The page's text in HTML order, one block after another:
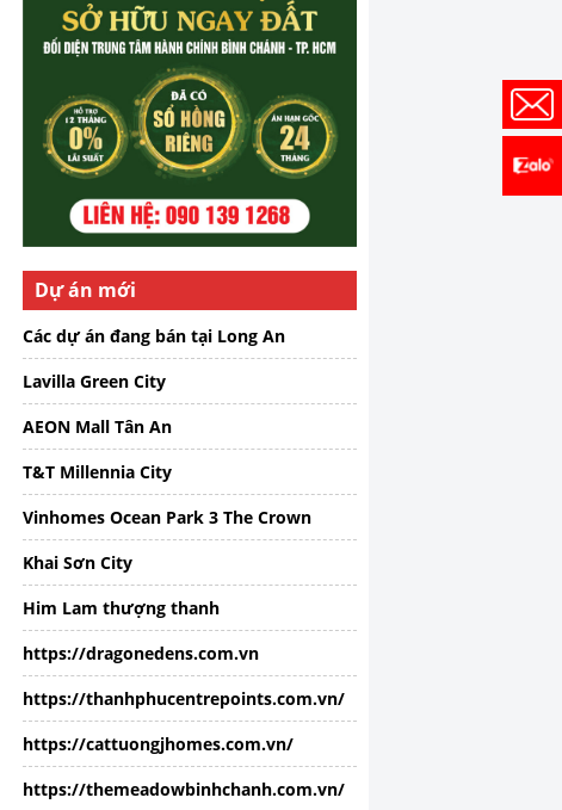
Dự án mới
Các dự án đang bán tại Long An
Lavilla Green City
AEON Mall Tân An
T&T Millennia City
Vinhomes Ocean Park 3 The Crown
Khai Sơn City
Him Lam thượng thanh
https://dragonedens.com.vn
https://thanhphucentrepoints.com.vn/
https://cattuongjhomes.com.vn/
https://themeadowbinhchanh.com.vn/